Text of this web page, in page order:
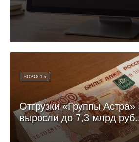
НОВОСТЬ
Отгрузки «Группы Астра»
выросли до 7,3 млрд